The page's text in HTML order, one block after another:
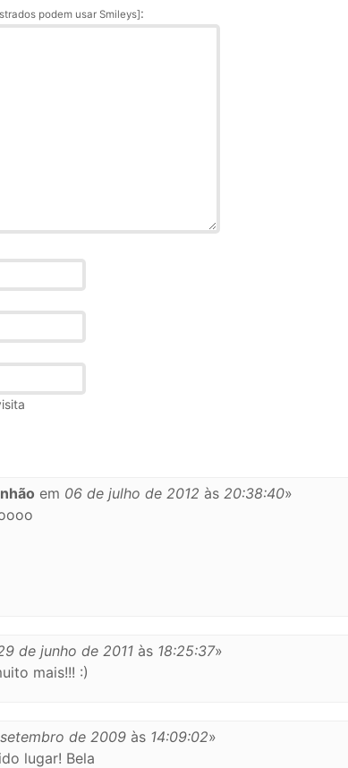
podem usar Smileys] :
em 06 de julho de 2012 às 20:38:40»
de junho de 2011 às 18:25:37»
mais!!! :)
de 2009 às 14:09:02»
lugar! Bela